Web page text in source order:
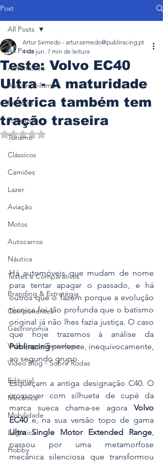
Post
All Posts
Automóveis
Automobilismo
Ferrovia
Transporte
Turismo
Clássicos
Camiões
Lazer
Aviação
Motos
Autocarros
Náutica
Testes e Comparativos
Branding & Estratégia
Componentes
Gastronomia
Videojogos/Tecnologia
Vídeo Blog - Sobre Rodas
Editorial
Mecânica
Mobilidade
Logística
Hobby
All Posts
Teste: Volvo EC40
Ultra - A maturidade
elétrica também tem
tração traseira
Artur Semedo - artur.semedo@publiracing.pt
4 de jun. 7 min de leitura
Avaliado com NaN de 5 estrelas.
Há automóveis que mudam de nome
para tentar apagar o passado, e há
outros que o fazem porque a evolução
técnica foi tão profunda que o batismo
original já não lhes fazia justiça. O caso
Publiracing pertence, inequivocamente,
ao segundo grupo.
Esqueçam a antiga designação C40. O
crossover com silhueta de cupé da
marca sueca chama-se agora Volvo
EC40
Ultra Single Motor Extended Range,
passou por uma metamorfose
mecânica silenciosa que transformou